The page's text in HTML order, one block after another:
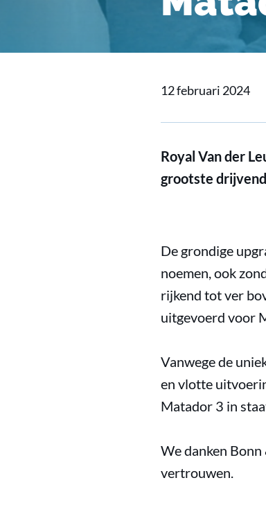
12 februari 2024
Royal Van der
grootste
De grondige
noemen, ook
rijkend tot ver
uitgevoerd voor
Vanwege de
en vlotte
Matador 3 in
We danken
vertrouwen.